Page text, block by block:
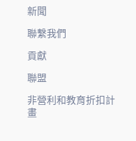
新聞
聯繫我們
貢獻
聯盟
非營利和教育折扣計
畫